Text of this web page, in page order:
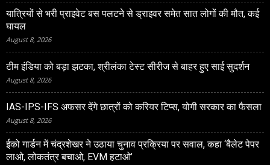
यात्रियों से भरी प्राइवेट बस पलटने से ड्राइवर समेत सात लोगों की मौत, कई
घायल
August 8, 2026
टीम इंडिया को बड़ा झटका, श्रीलंका टेस्ट सीरीज से बाहर हुए साई सुदर्शन
August 8, 2026
IAS-IPS-IFS अफसर देंगे छात्रों को करियर टिप्स, योगी सरकार का फैसला
August 8, 2026
ईको गार्डन में चंद्रशेखर ने उठाया चुनाव प्रक्रिया पर सवाल, कहा ‘बैलेट पेपर
लाओ, लोकतंत्र बचाओ, EVM हटाओ’